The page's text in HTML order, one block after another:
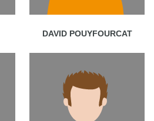
DAVID POUYFOURCAT